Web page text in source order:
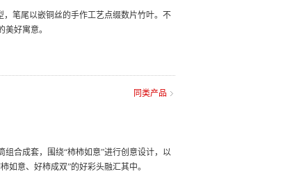
笔尾以嵌铜丝的手作工艺点缀数片竹叶。不
好寓意。
同类产品
合成套，围绕“柿柿如意”进行创意设计，以
如意、好柿成双”的好彩头融汇其中。